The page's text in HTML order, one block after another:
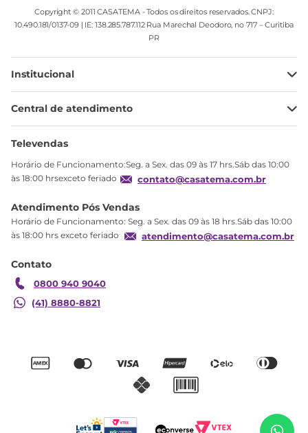
Copyright © 2011 CASATEMA - Todos os direitos reservados. CNPJ:
10.490.181/0137-09 | IE: 138.285.787.112 Rua Marechal Deodoro, no 717 – Curitiba
PR
Institucional
Minha Conta
Meus pedidos
Troca
Garantia
Central de atendimento
Ajuda
Televendas
Horário de Funcionamento:Seg. a Sex. das 09 às 17 hrs.Sáb das 10:00
às 18:00 hrsexceto feriado
contato@casatema.com.br
Atendimento Pós Vendas
Horário de Funcionamento: Seg. a Sex. das 09 às 18 hrs.Sáb das 10:00
às 18:00 hrs exceto feriado
atendimento@casatema.com.br
Contato
0800 940 9040
(41) 8880-8821